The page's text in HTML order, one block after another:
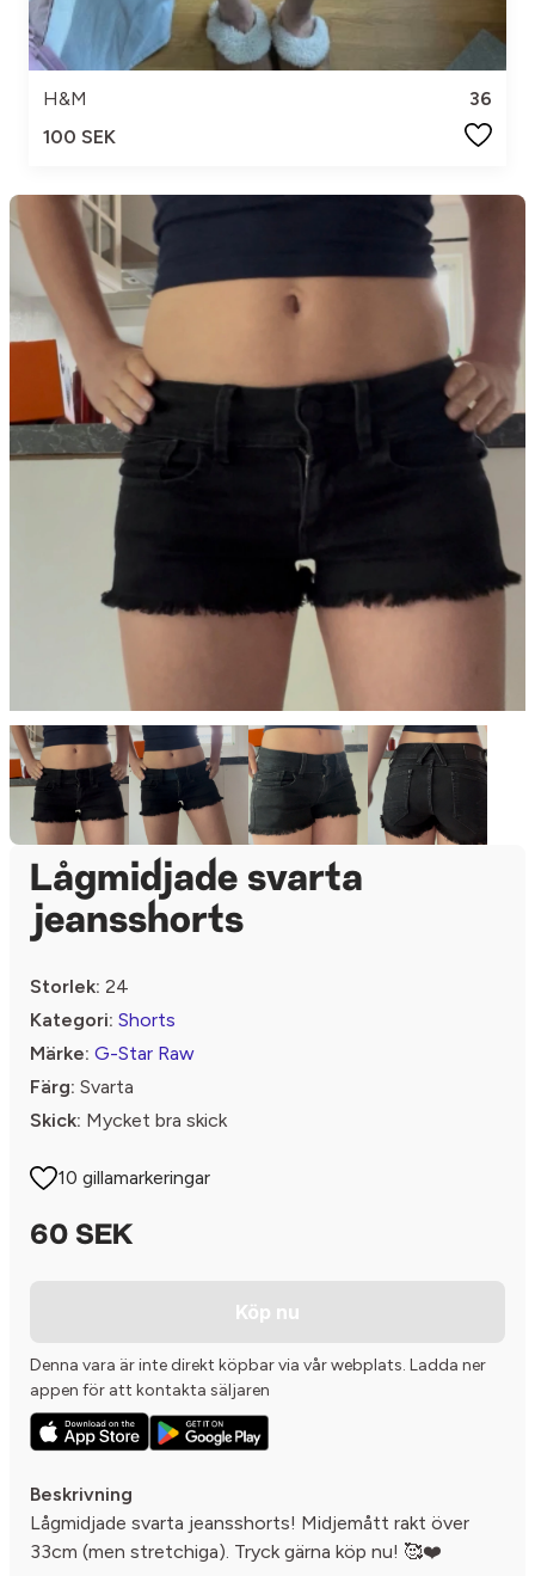
H&M
36
100 SEK
Lågmidjade svarta
jeansshorts
Storlek: 24
Kategori: Shorts
Märke: G-Star Raw
Färg: Svarta
Skick: Mycket bra skick
10 gillamarkeringar
60 SEK
Köp nu
Denna vara är inte direkt köpbar via vår webplats. Ladda ner
appen för att kontakta säljaren
Beskrivning
Lågmidjade svarta jeansshorts! Midjemått rakt över
33cm (men stretchiga). Tryck gärna köp nu! 🥰❤️